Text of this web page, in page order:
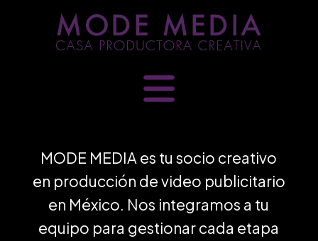
MODE MEDIA es tu socio creativo
en producción de video publicitario
en México. Nos integramos a tu
equipo para gestionar cada etapa